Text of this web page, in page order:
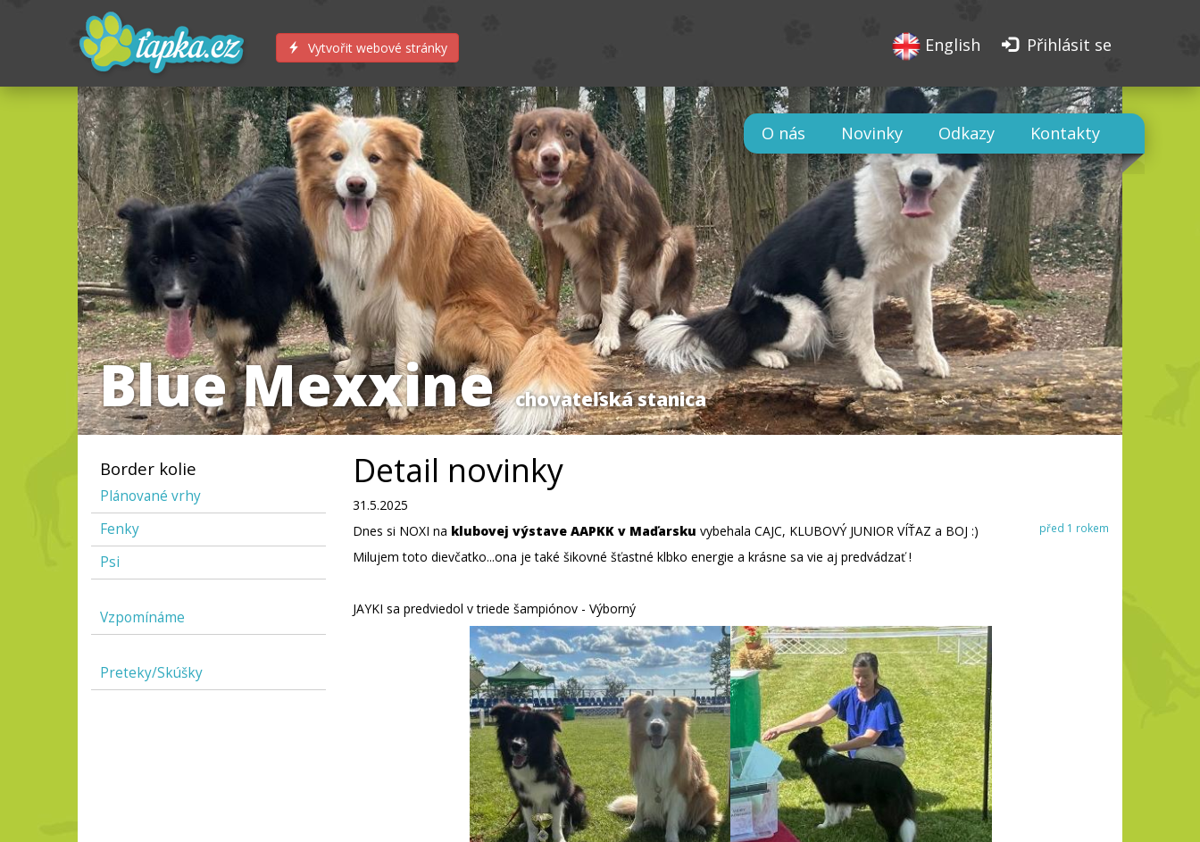
Vytvořit webové stránky English Přihlásit se
Blue Mexxine chovateľská stanica
O nás Novinky Odkazy Kontakty
Border kolie
Plánované vrhy
Fenky
Psi
Vzpomínáme
Preteky/Skúšky
Detail novinky
před 1 rokem
31.5.2025
Dnes si NOXI na klubovej výstave AAPKK v Maďarsku vybehala CAJC, KLUBOVÝ JUNIOR VÍŤAZ a BOJ :)
Milujem toto dievčatko...ona je také šikovné šťastné klbko energie a krásne sa vie aj predvádzať !
JAYKI sa predviedol v triede šampiónov - Výborný